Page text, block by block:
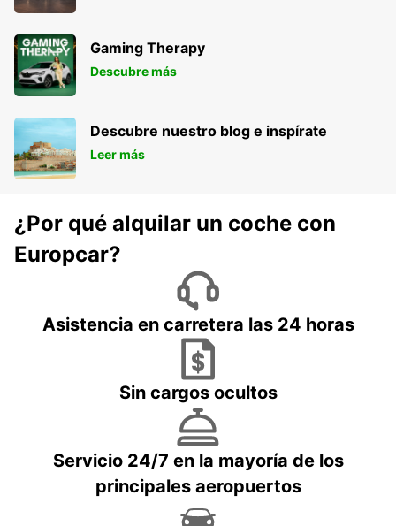
Gaming Therapy
Descubre más
Descubre nuestro blog e inspírate
Leer más
¿Por qué alquilar un coche con
Europcar?
Asistencia en carretera las 24 horas
Sin cargos ocultos
Servicio 24/7 en la mayoría de los
principales aeropuertos